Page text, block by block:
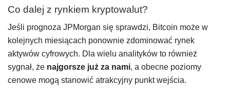
Co dalej z rynkiem kryptowalut?
Jeśli prognoza JPMorgan się sprawdzi, Bitcoin może w
kolejnych miesiącach ponownie zdominować rynek
aktywów cyfrowych. Dla wielu analityków to również
sygnał, że najgorsze już za nami, a obecne poziomy
cenowe mogą stanowić atrakcyjny punkt wejścia.